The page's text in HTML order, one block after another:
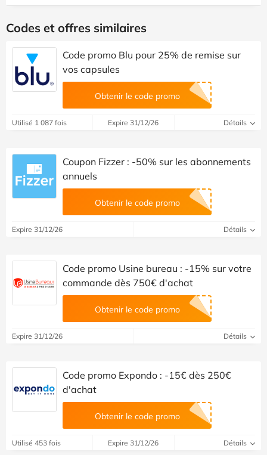
Codes et offres similaires
Code promo Blu pour 25% de remise sur
vos capsules
Obtenir le code promo
Utilisé 1 087 fois Expire 31/12/26 Détails
Coupon Fizzer : -50% sur les abonnements
annuels
Obtenir le code promo
Expire 31/12/26 Détails
Code promo Usine bureau : -15% sur votre
commande dès 750€ d'achat
Obtenir le code promo
Expire 31/12/26 Détails
Code promo Expondo : -15€ dès 250€
d'achat
Obtenir le code promo
Utilisé 453 fois Expire 31/12/26 Détails